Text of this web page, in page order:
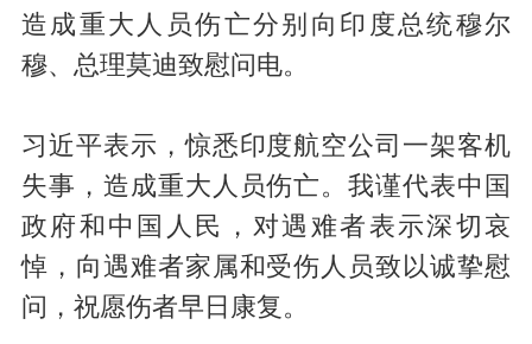
造成重大人员伤亡分别向印度总统穆尔
穆、总理莫迪致慰问电。
习近平表示，惊悉印度航空公司一架客机
失事，造成重大人员伤亡。我谨代表中国
政府和中国人民，对遇难者表示深切哀
悼，向遇难者家属和受伤人员致以诚挚慰
问，祝愿伤者早日康复。